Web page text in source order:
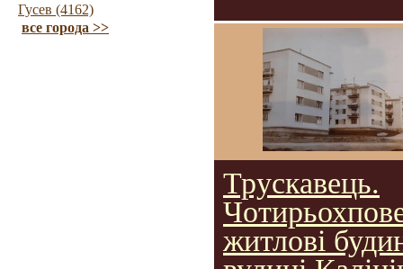
Гусев (4162)
все города >>
Трускавець.
житлові